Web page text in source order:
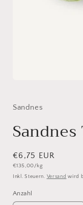
Modal
Sandnes
Normaler
Preis
€6,75 EUR
Grundpreis
€135,00/kg
Inkl. Steuern. Versand wird
Anzahl
Anzahl